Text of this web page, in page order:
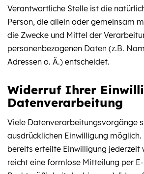
Verantwortliche Stelle ist die
Person, die allein oder gemeinsam
die Zwecke und Mittel der
personenbezogenen Daten (z.B.
Adressen o. Ä.) entscheidet.
Widerruf Ihrer
Datenverarbeitung
Viele Datenverarbeitungsvorgänge
ausdrücklichen Einwilligung möglich.
bereits erteilte Einwilligung jederzeit
reicht eine formlose Mitteilung per